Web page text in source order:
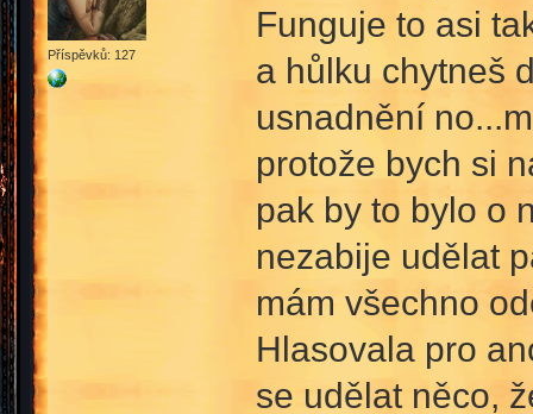
Příspěvků: 127
Funguje to asi
a hůlku chytneš
usnadnění
protože bych si
pak by to bylo o
nezabije udělat
mám všechno
Hlasovala pro
se udělat něco,